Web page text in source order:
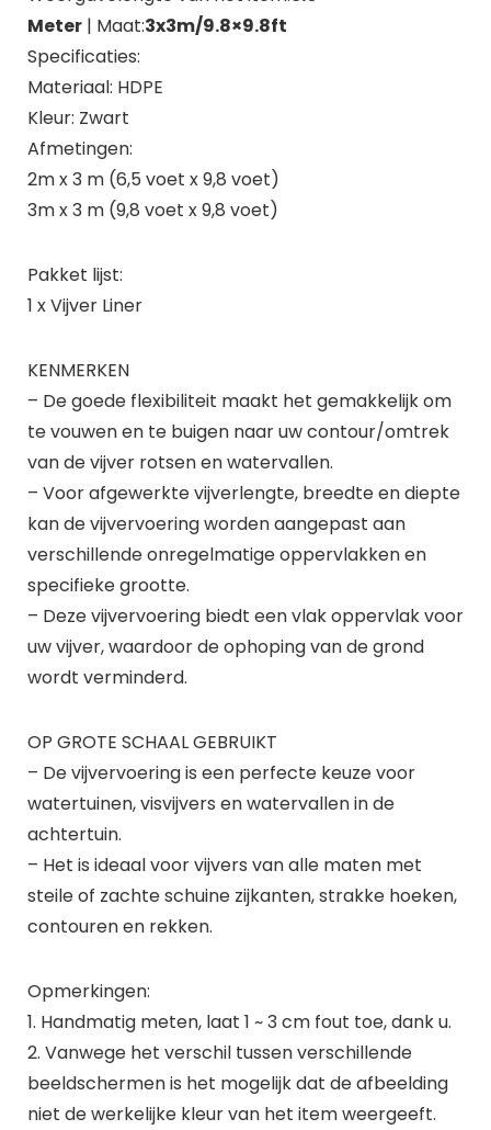
Meter| Maat:3x3m/9.8×9.8ft
Specificaties:
Materiaal: HDPE
Kleur: Zwart
Afmetingen:
2m x 3 m (6,5 voet x 9,8 voet)
3m x 3 m (9,8 voet x 9,8 voet)
Pakket lijst:
1 x Vijver Liner
KENMERKEN
– De goede flexibiliteit maakt het gemakkelijk om
te vouwen en te buigen naar uw contour/omtrek
van de vijver rotsen en watervallen.
– Voor afgewerkte vijverlengte, breedte en diepte
kan de vijvervoering worden aangepast aan
verschillende onregelmatige oppervlakken en
specifieke grootte.
– Deze vijvervoering biedt een vlak oppervlak voor
uw vijver, waardoor de ophoping van de grond
wordt verminderd.
OP GROTE SCHAAL GEBRUIKT
– De vijvervoering is een perfecte keuze voor
watertuinen, visvijvers en watervallen in de
achtertuin.
– Het is ideaal voor vijvers van alle maten met
steile of zachte schuine zijkanten, strakke hoeken,
contouren en rekken.
Opmerkingen:
1. Handmatig meten, laat 1 ~ 3 cm fout toe, dank u.
2. Vanwege het verschil tussen verschillende
beeldschermen is het mogelijk dat de afbeelding
niet de werkelijke kleur van het item weergeeft.